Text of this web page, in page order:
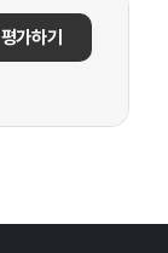
평가하기